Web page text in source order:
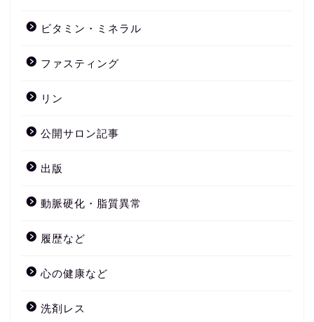
ビタミン・ミネラル
ファスティング
リン
公開サロン記事
出版
動脈硬化・脂質異常
履歴など
心の健康など
洗剤レス